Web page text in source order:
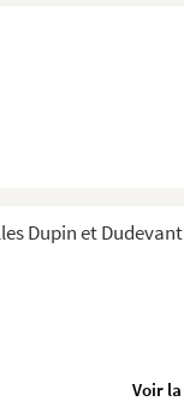
Dupin et Dudevant